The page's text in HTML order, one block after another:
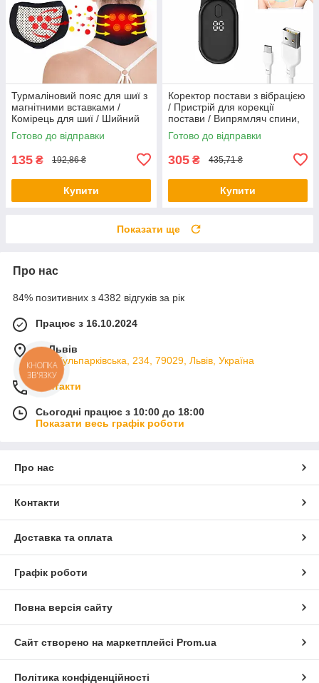
Турмаліновий пояс для шиї з
магнітними вставками /
Комірець для шиї / Шийний
бандаж, Чорний / Бандаж для
шийних хребців 51х10см
Готово до відправки
135 ₴ 192,86 ₴
Купити
Коректор постави з вібрацією
/ Пристрій для корекції
постави / Випрямляч спини,
Чорний / Розумний коректор
постави від USB
Готово до відправки
305 ₴ 435,71 ₴
Купити
Показати ще
Про нас
84% позитивних з 4382 відгуків за рік
Працює з 16.10.2024
м. Львів
вул. Кульпарківська, 234, 79029, Львів, Україна
Контакти
Сьогодні працює з 10:00 до 18:00
Показати весь графік роботи
Про нас
Контакти
Доставка та оплата
Графік роботи
Повна версія сайту
Сайт створено на маркетплейсі Prom.ua
Політика конфіденційності